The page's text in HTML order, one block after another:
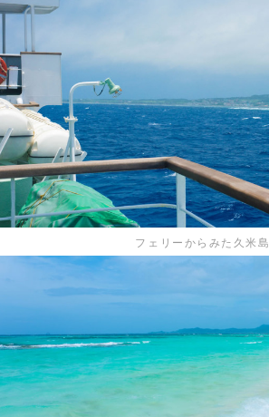
フェリーからみた久米島